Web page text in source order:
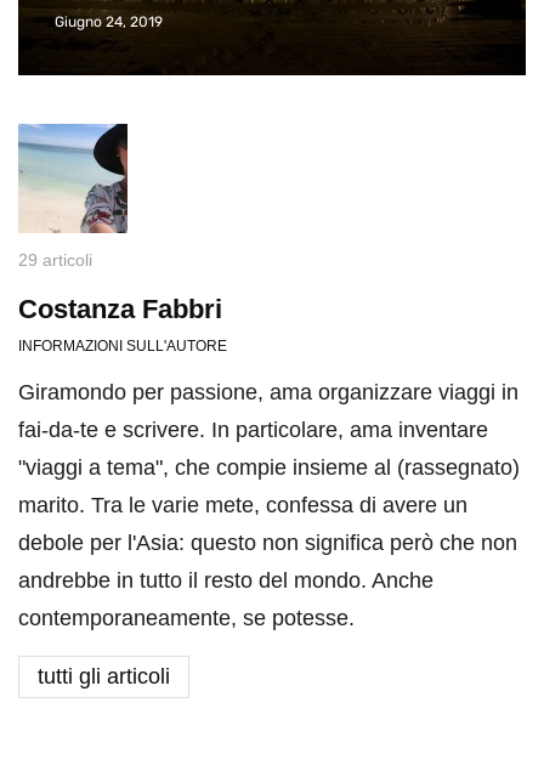
Giugno 24, 2019
29 articoli
Costanza Fabbri
INFORMAZIONI SULL'AUTORE
Giramondo per passione, ama organizzare viaggi in
fai-da-te e scrivere. In particolare, ama inventare
"viaggi a tema", che compie insieme al (rassegnato)
marito. Tra le varie mete, confessa di avere un
debole per l'Asia: questo non significa però che non
andrebbe in tutto il resto del mondo. Anche
contemporaneamente, se potesse.
tutti gli articoli